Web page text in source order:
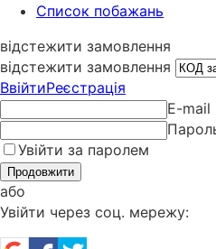
Список побажань
відстежити замовлення
відстежити замовлення
ВвійтиРеєстрація
E-mail
Увійти за паролем
Продовжити
або
Увійти через соц. мережу: